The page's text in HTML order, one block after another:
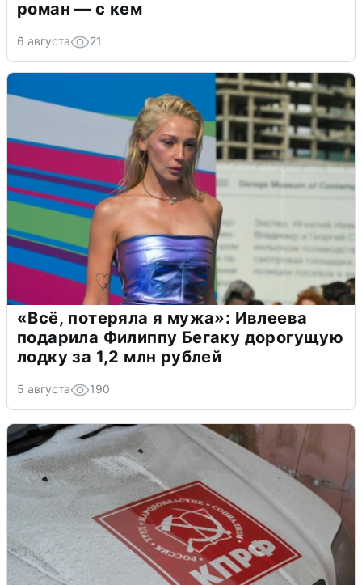
роман — с кем
6 августа 21
«Всё, потеряла я мужа»: Ивлеева
подарила Филиппу Бегаку дорогущую
лодку за 1,2 млн рублей
5 августа 190